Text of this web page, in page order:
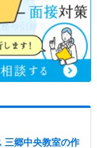
三郷中央教室の作